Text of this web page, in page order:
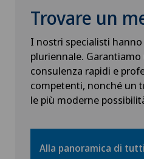
Angiologia
Artroscopia del ginocchio
Artroscopia della spalla
Artrosi dell'articolazione
Swiss Visio Genolier
Swiss Visio Chavannes
Swiss Visio La Tour-de-
Swiss Visio Lutry
VS
JU
VD
NE
Trovare un
I nostri specialisti
pluriennale.
consulenza rapidi e
competenti, nonché un
le più moderne
Alla panoramica di